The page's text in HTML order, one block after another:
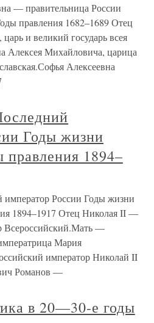
— правительница России
правления 1682–1689 Отец
и великий государь всея
Алексея Михайловича, царица
Алексеевна
Годы жизни
правления 1894–
России Годы жизни
1894–1917 Отец Николая II —
Всероссийский.Мать —
Мария
император Николай II
Романов —
в 20—30-е годы